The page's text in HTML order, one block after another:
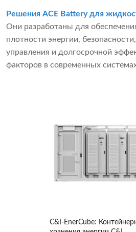
Решения ACE Battery для
Они разработаны для
плотности энергии,
управления и долгосрочной
факторов в современных
C&I-EnerCube: